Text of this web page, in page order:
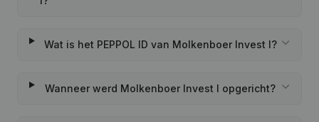
Wat is het PEPPOL ID van Molkenboer Invest I?
Wanneer werd Molkenboer Invest I opgericht?